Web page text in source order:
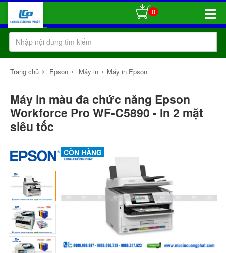
Toggle
0
Trang chủ › Epson › Máy in › Máy in Epson
Máy in màu đa chức năng Epson
Workforce Pro WF-C5890 - In 2 mặt
siêu tốc
CÒN HÀNG